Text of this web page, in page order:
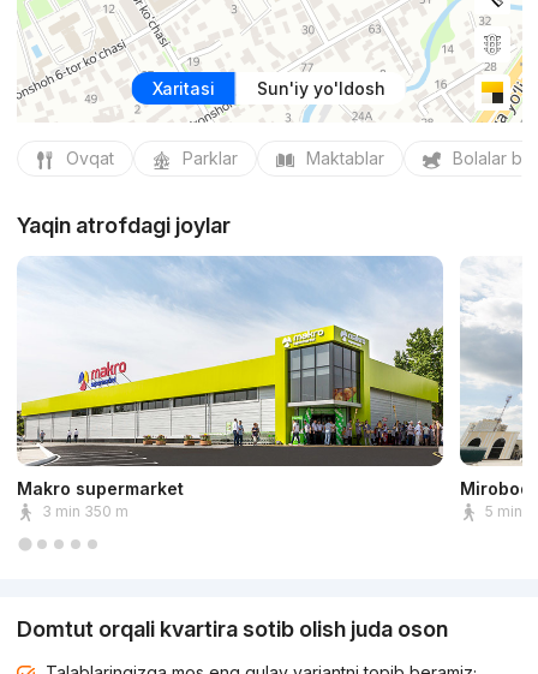
Xaritasi Sun'iy yo'ldosh
Ovqat Parklar Maktablar Bolalar
Yaqin atrofdagi joylar
Makro supermarket
3 min 350 m
Mirobod
5 min
Domtut orqali kvartira sotib olish juda oson